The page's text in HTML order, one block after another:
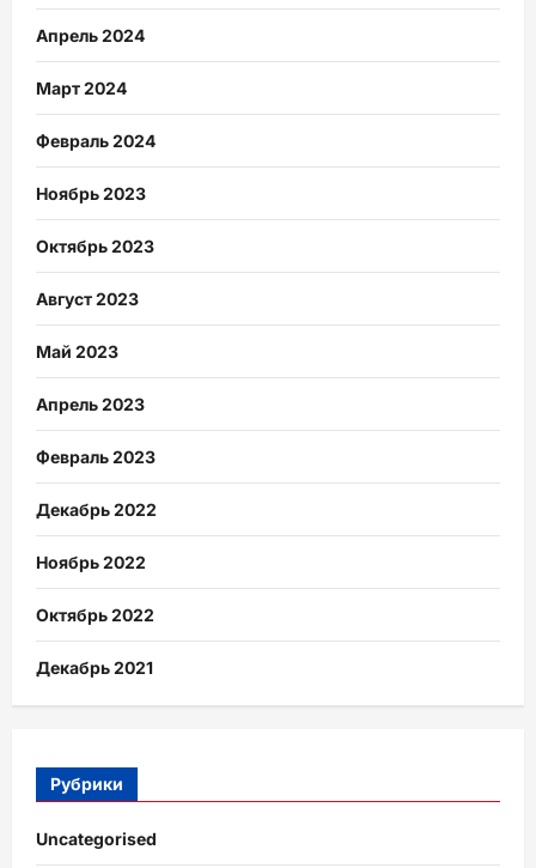
Апрель 2024
Март 2024
Февраль 2024
Ноябрь 2023
Октябрь 2023
Август 2023
Май 2023
Апрель 2023
Февраль 2023
Декабрь 2022
Ноябрь 2022
Октябрь 2022
Декабрь 2021
Рубрики
Uncategorised